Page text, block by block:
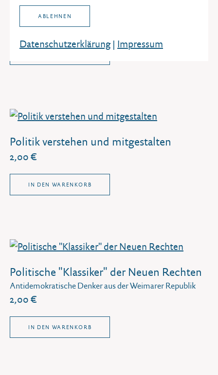
2,00 €
Politik verstehen und mitgestalten
2,00 €
IN DEN WARENKORB
Politische "Klassiker" der Neuen Rechten
Antidemokratische Denker aus der Weimarer Republik
2,00 €
IN DEN WARENKORB
ABLEHNEN
Datenschutz­erklärung| Impressum